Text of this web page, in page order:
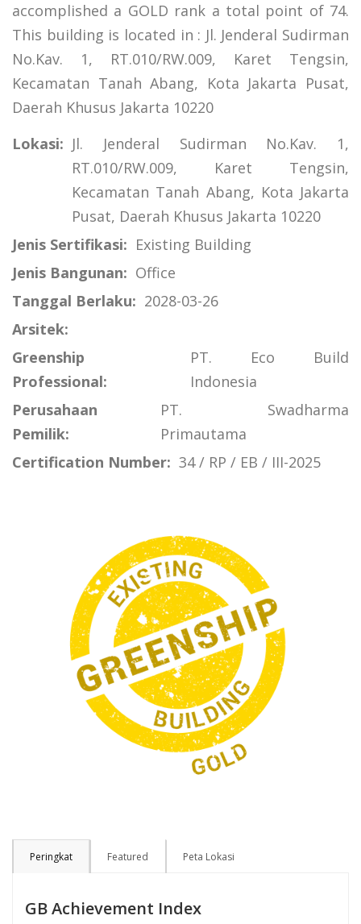
accomplished a GOLD rank a total point of 74.
This building is located in : Jl. Jenderal Sudirman
No.Kav. 1, RT.010/RW.009, Karet Tengsin,
Kecamatan Tanah Abang, Kota Jakarta Pusat,
Daerah Khusus Jakarta 10220
Lokasi: Jl. Jenderal Sudirman No.Kav. 1,
RT.010/RW.009, Karet Tengsin,
Kecamatan Tanah Abang, Kota Jakarta
Pusat, Daerah Khusus Jakarta 10220
Jenis Sertifikasi: Existing Building
Jenis Bangunan: Office
Tanggal Berlaku: 2028-03-26
Arsitek:
Greenship
Professional:
PT. Eco Build
Indonesia
Perusahaan
Pemilik:
PT. Swadharma
Primautama
Certification Number: 34 / RP / EB / III-2025
Peringkat Featured Peta Lokasi
GB Achievement Index